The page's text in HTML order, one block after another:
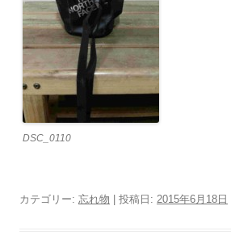
DSC_0110
カテゴリー: 忘れ物 | 投稿日: 2015年6月18日